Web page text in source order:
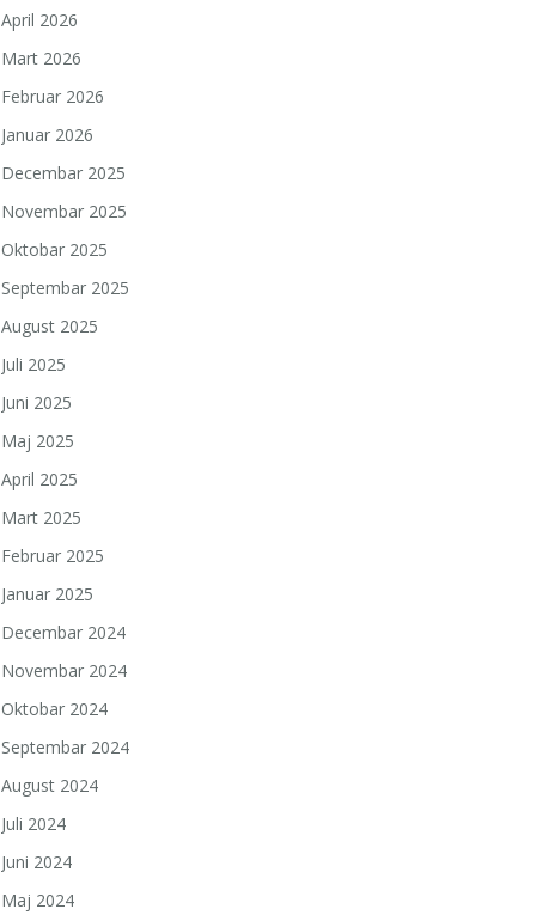
April 2026
Mart 2026
Februar 2026
Januar 2026
Decembar 2025
Novembar 2025
Oktobar 2025
Septembar 2025
August 2025
Juli 2025
Juni 2025
Maj 2025
April 2025
Mart 2025
Februar 2025
Januar 2025
Decembar 2024
Novembar 2024
Oktobar 2024
Septembar 2024
August 2024
Juli 2024
Juni 2024
Maj 2024